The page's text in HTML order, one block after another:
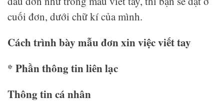
cuối đơn, dưới chữ kí của mình.
Cách trình bày mẫu đơn xin việc viết tay
* Phần thông tin liên lạc
Thông tin cá nhân